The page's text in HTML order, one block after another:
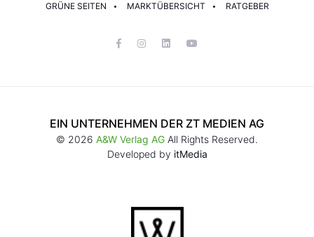
GRÜNE SEITEN
MARKTÜBERSICHT RATGEBER
EIN UNTERNEHMEN DER ZT MEDIEN AG
© 2026 A&W Verlag AG All Rights Reserved.
Developed by itMedia